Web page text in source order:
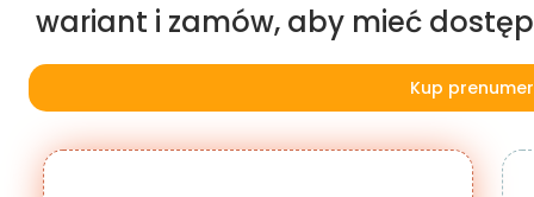
wariant i zamów, aby mieć
Kup